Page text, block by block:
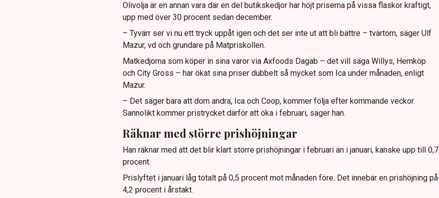
Olivolja är en annan vara där en del butikskedjor har höjt priserna på vissa flaskor kraftigt,
upp med över 30 procent sedan december.
– Tyvärr ser vi nu ett tryck uppåt igen och det ser inte ut att bli bättre – tvärtom, säger Ulf
Mazur, vd och grundare på Matpriskollen.
Matkedjorna som köper in sina varor via Axfoods Dagab – det vill säga Willys, Hemköp
och City Gross – har ökat sina priser dubbelt så mycket som Ica under månaden, enligt
Mazur.
– Det säger bara att dom andra, Ica och Coop, kommer följa efter kommande veckor.
Sannolikt kommer pristrycket därför att öka i februari, säger han.
Räknar med större prishöjningar
Han räknar med att det blir klart större prishöjningar i februari än i januari, kanske upp till 0,7
procent.
Prislyftet i januari låg totalt på 0,5 procent mot månaden före. Det innebär en prishöjning på
4,2 procent i årstakt.